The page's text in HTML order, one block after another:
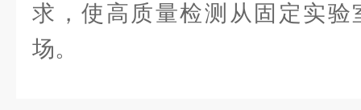
求，使高质量检测从固定实验
场。